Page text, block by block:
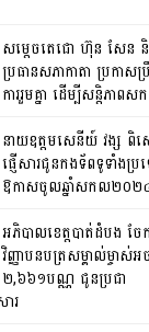
សម្តេចតេជោ ហ៊ុន សែន
ប្រធានសភាកាតា ប្រកាសប្
ការ​រួមគ្នា ដើម្បីសន្តិភាព
នាយឧត្តមសេនីយ៍ វង្ស ពិ
ផ្ញើសារជូនកងទ័ពទូទាំងប្រ
ឱកាសចូលឆ្នាំសកល២០២
អភិបាលខេត្តបាត់ដំបង ចែ
វិញ្ញាបនបត្រសម្គាល់ម្ចាស់អ
២,៦៦១បណ្ណ ជូនប្រជា
រ